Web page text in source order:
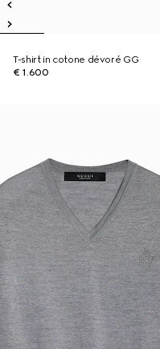
T-shirt in cotone dévoré GG
€ 1.600